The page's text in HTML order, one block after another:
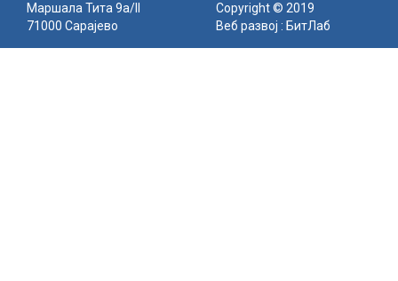
Маршала Тита 9а/II
71000 Сарајево
Copyright © 2019
Веб развој : БитЛаб